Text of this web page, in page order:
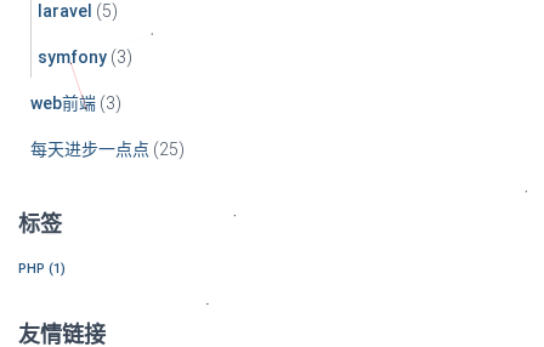
laravel (5)
symfony (3)
web前端 (3)
每天进步一点点 (25)
标签
PHP (1)
友情链接